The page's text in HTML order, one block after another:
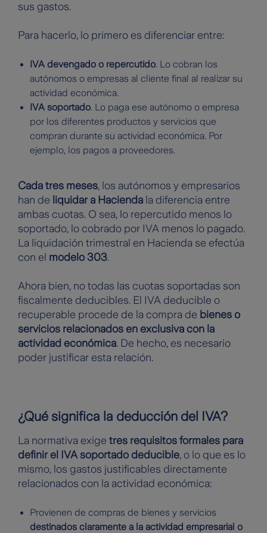
sus gastos.
Para hacerlo, lo primero es diferenciar entre:
IVA devengado o repercutido. Lo cobran los
autónomos o empresas al cliente final al realizar su
actividad económica.
IVA soportado. Lo paga ese autónomo o empresa
por los diferentes productos y servicios que
compran durante su actividad económica. Por
ejemplo, los pagos a proveedores.
Cada tres meses, los autónomos y empresarios
han de liquidar a Hacienda la diferencia entre
ambas cuotas. O sea, lo repercutido menos lo
soportado, lo cobrado por IVA menos lo pagado.
La liquidación trimestral en Hacienda se efectúa
con el modelo 303.
Ahora bien, no todas las cuotas soportadas son
fiscalmente deducibles. El IVA deducible o
recuperable procede de la compra de bienes o
servicios relacionados en exclusiva con la
actividad económica. De hecho, es necesario
poder justificar esta relación.
¿Qué significa la deducción del IVA?
La normativa exige tres requisitos formales para
definir el IVA soportado deducible, o lo que es lo
mismo, los gastos justificables directamente
relacionados con la actividad económica:
Provienen de compras de bienes y servicios
destinados claramente a la actividad empresarial o